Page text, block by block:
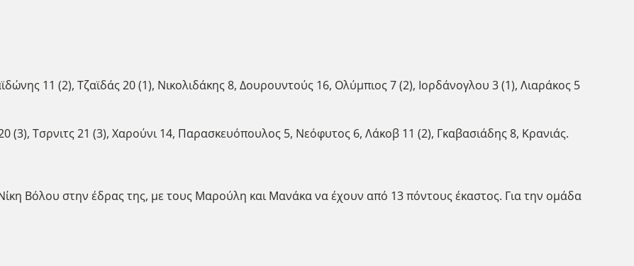
11 (2), Τζαϊδάς 20 (1), Νικολιδάκης 8, Δουρουντούς 16, Ολύμπιος 7 (2), Ιορδάνογλου 3 (1), Λιαράκος 5
(3), Τσρνιτς 21 (3), Χαρούνι 14, Παρασκευόπουλος 5, Νεόφυτος 6, Λάκοβ 11 (2), Γκαβασιάδης 8, Κρανιάς.
Βόλου στην έδρας της, με τους Μαρούλη και Μανάκα να έχουν από 13 πόντους έκαστος. Για την ομάδα